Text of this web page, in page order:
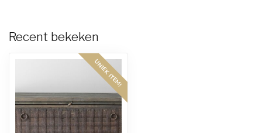
Recent bekeken
UNIEK ITEM!